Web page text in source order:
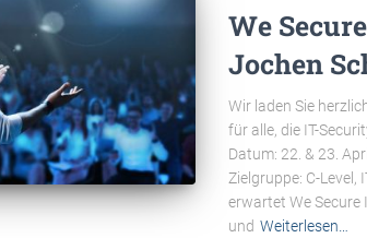
We
Jochen
Wir laden Sie
für alle, die IT-
Datum: 22. & 23.
Zielgruppe: C-Level,
erwartet We
und Weiterlesen…